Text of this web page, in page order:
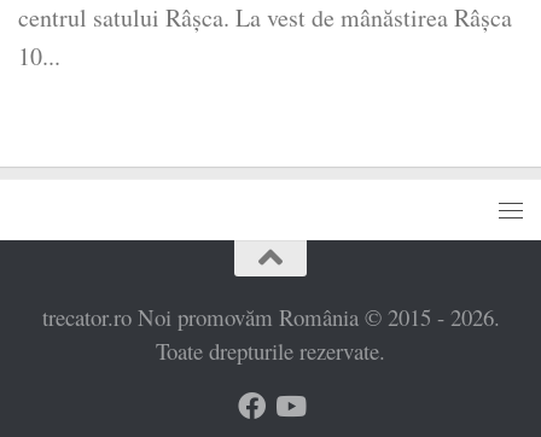
centrul satului Râșca. La vest de mânăstirea Râșca
10...
trecator.ro Noi promovăm România © 2015 - 2026.
Toate drepturile rezervate.